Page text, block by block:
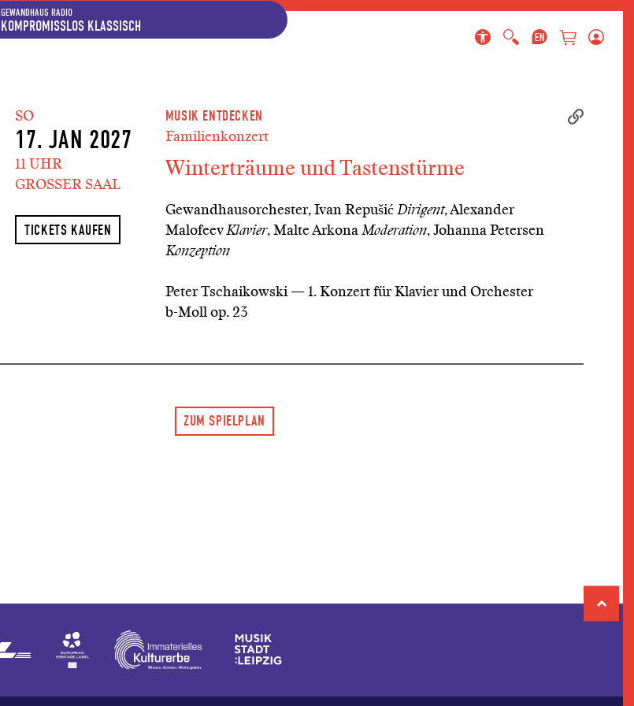
Hauptregion der Seite anspringen
Spielplan-Kalender anspringen
Genre-Navigation anspringen
GEWANDHAUS RADIO
KOMPROMISSLOS KLASSISCH
SO
17. JAN 2027
11 UHR
GROSSER SAAL
TICKETS KAUFEN
MUSIK ENTDECKEN
Familienkonzert
Winterträume und Tastenstürme
Gewandhausorchester, Ivan RepušićDirigent, Alexander
MalofeevKlavier, Malte ArkonaModeration, Johanna Petersen
Konzeption
Peter Tschaikowski — 1. Konzert für Klavier und Orchester
b-Moll op. 23
ZUM SPIELPLAN